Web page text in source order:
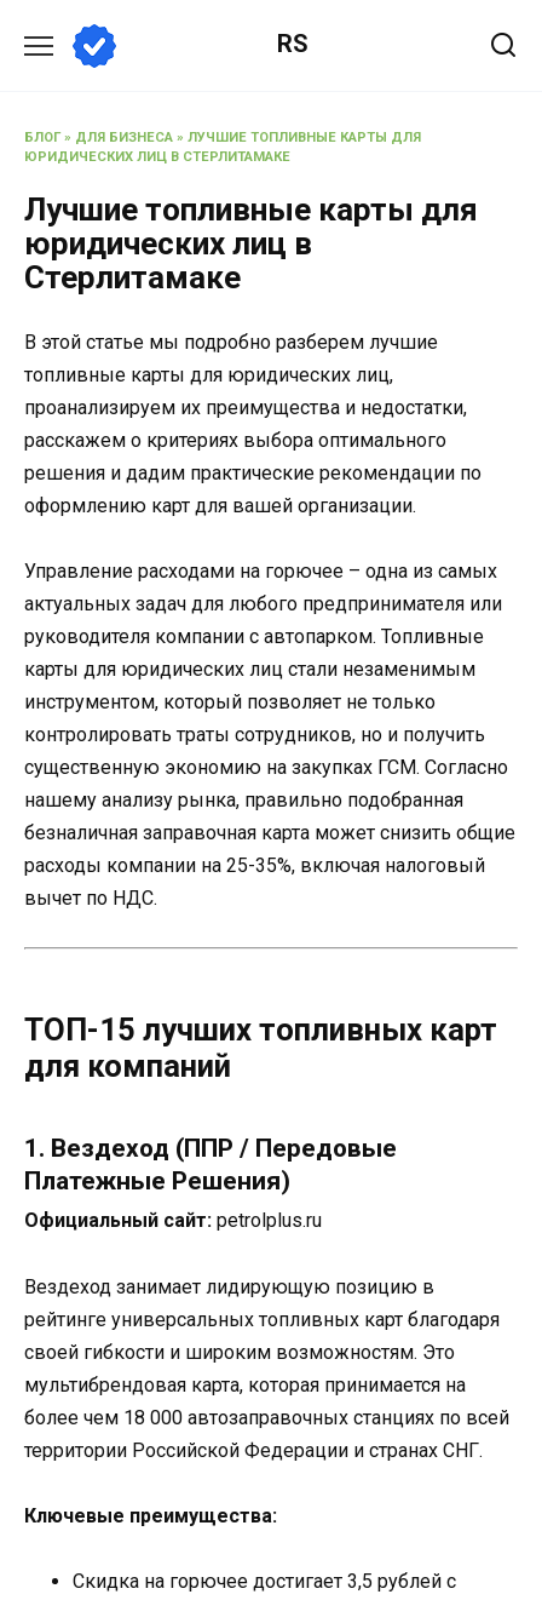
содержанию
RS
БЛОГ» ДЛЯ БИЗНЕСА » ЛУЧШИЕ ТОПЛИВНЫЕ КАРТЫ ДЛЯ
ЮРИДИЧЕСКИХ ЛИЦ В СТЕРЛИТАМАКЕ
Лучшие топливные карты для
юридических лиц в
Стерлитамаке
В этой статье мы подробно разберем лучшие
топливные карты для юридических лиц,
проанализируем их преимущества и недостатки,
расскажем о критериях выбора оптимального
решения и дадим практические рекомендации по
оформлению карт для вашей организации.
Управление расходами на горючее – одна из самых
актуальных задач для любого предпринимателя или
руководителя компании с автопарком. Топливные
карты для юридических лиц стали незаменимым
инструментом, который позволяет не только
контролировать траты сотрудников, но и получить
существенную экономию на закупках ГСМ. Согласно
нашему анализу рынка, правильно подобранная
безналичная заправочная карта может снизить общие
расходы компании на 25-35%, включая налоговый
вычет по НДС.
ТОП-15 лучших топливных карт
для компаний
1. Вездеход (ППР / Передовые
Платежные Решения)
Официальный сайт: petrolplus.ru
Вездеход занимает лидирующую позицию в
рейтинге универсальных топливных карт благодаря
своей гибкости и широким возможностям. Это
мультибрендовая карта, которая принимается на
более чем 18 000 автозаправочных станциях по всей
территории Российской Федерации и странах СНГ.
Ключевые преимущества:
Скидка на горючее достигает 3,5 рублей с